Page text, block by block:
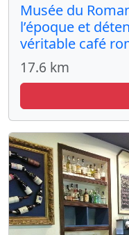
Musée du
l’époque et
véritable café
17.6 km